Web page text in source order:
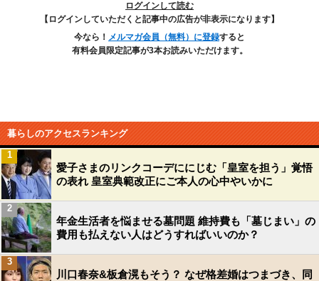
ログインして読む
【ログインしていただくと記事中の広告が非表示になります】
今なら！ メルマガ会員（無料）に登録すると
有料会員限定記事が3本お読みいただけます。
暮らしのアクセスランキング
愛子さまのリンクコーデににじむ「皇室を担う」覚悟
の表れ 皇室典範改正にご本人の心中やいかに
1
年金生活者を悩ませる墓問題 維持費も「墓じまい」の
費用も払えない人はどうすればいいのか？
2
川口春奈&板倉滉もそう？ なぜ格差婚はつまづき、同
3